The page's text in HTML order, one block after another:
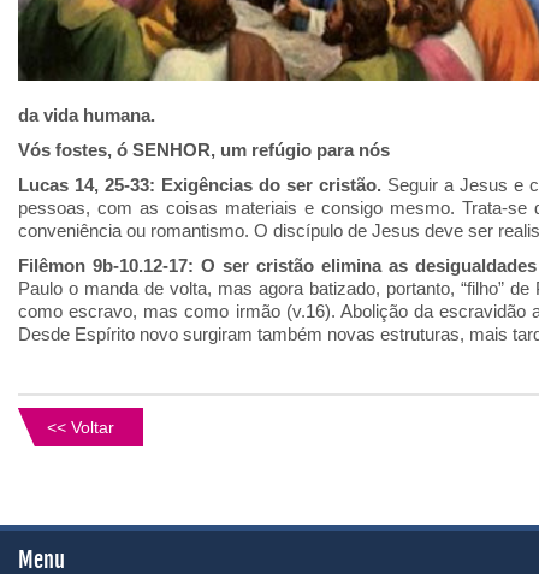
da vida humana.
Vós fostes, ó SENHOR, um refúgio para nós
Lucas 14, 25-33: Exigências do ser cristão. Seguir a Jesus e
pessoas, com as coisas materiais e consigo mesmo. Trata-
conveniência ou romantismo. O discípulo de Jesus deve ser
Filêmon 9b-10.12-17: O ser cristão elimina as
Paulo o manda de volta, mas agora batizado, portanto, “filho”
como escravo, mas como irmão (v.16). Abolição da
Desde Espírito novo surgiram também novas estruturas, mais
<< Voltar
Menu